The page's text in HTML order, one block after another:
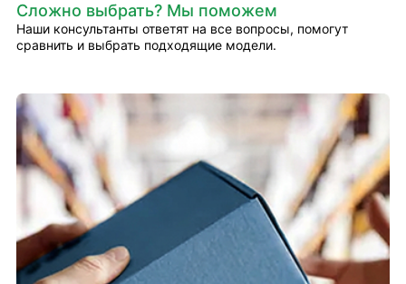
Сложно выбрать? Мы поможем
Наши консультанты ответят на все вопросы, помогут
сравнить и выбрать подходящие модели.